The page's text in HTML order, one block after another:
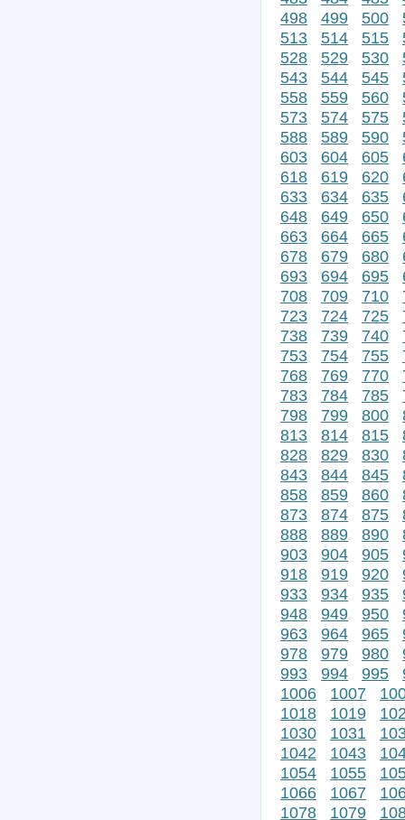
498
499 500
513
514 515
528
529 530
543
544 545
558
559 560
573
574 575
588
589 590
603
604 605
618
619 620
633
634 635
648
649 650
663
664 665
678
679 680
693
694 695
708
709 710
723
724 725
738
739 740
753
754 755
768
769 770
783
784 785
798
799 800
813
814 815
828
829 830
843
844 845
858
859 860
873
874 875
888
889 890
903
904 905
918
919 920
933
934 935
948
949 950
963
964 965
978
979 980
993
994 995
1006
1007
1018
1019
1030
1031
1042
1043
1054
1055
1066
1067
1078
1079